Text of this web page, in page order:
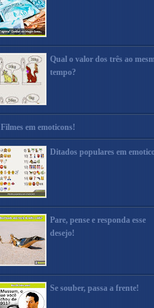
Qual o valor dos três ao
tempo?
Filmes em emoticons!
Ditados populares em
Pare, pense e responda esse
desejo!
Se souber, passa a frente!